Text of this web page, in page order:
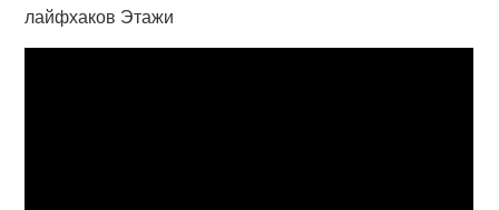
лайфхаков Этажи